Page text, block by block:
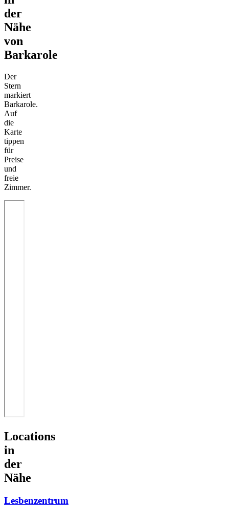
der
Nähe
von
Barkarole
Der
Stern
markiert
Barkarole.
Auf
die
Karte
tippen
für
Preise
und
freie
Zimmer.
Locations
in
der
Nähe
Lesbenzentrum